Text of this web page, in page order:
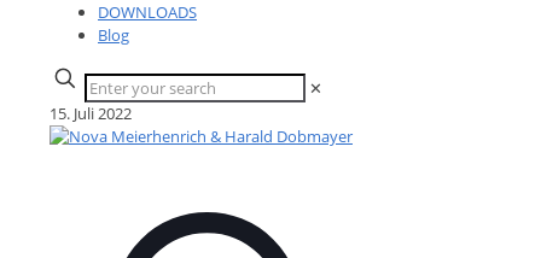
DOWNLOADS
Blog
✕
15. Juli 2022